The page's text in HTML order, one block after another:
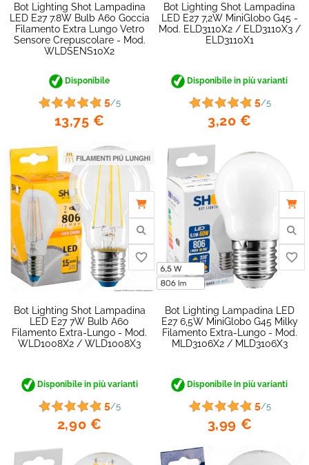
favorite_border
Bot Lighting Shot Lampadina
LED E27 7.8W Bulb A60 Goccia
Filamento Extra Lungo Vetro
Sensore Crepuscolare - Mod.
WLDSENS10X2
Disponibile
5/5
13,75 €
Bot Lighting Shot Lampadina
LED E27 7,2W MiniGlobo G45 -
Mod. ELD3110X2 / ELD3110X3 /
ELD3110X1
Disponibile in più varianti
5/5
3,20 €
Bot Lighting Shot Lampadina
LED E27 7W Bulb A60
Filamento Extra-Lungo - Mod.
WLD1008X2 / WLD1008X3
Disponibile in più varianti
5/5
2,90 €
Bot Lighting Lampadina LED
E27 6,5W MiniGlobo G45 Milky
Filamento Extra-Lungo - Mod.
MLD3106X2 / MLD3106X3
Disponibile in più varianti
5/5
3,99 €